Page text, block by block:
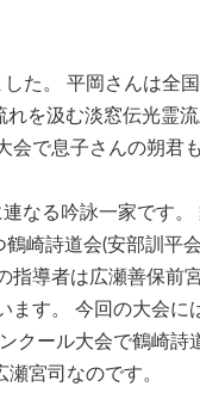
た。 平岡さんは全
を汲む淡窓伝光霊
会で息子さんの朔君
なる吟詠一家です
崎詩道会(安部訓平
指導者は広瀬善保前
す。 今回の大会に
クール大会で鶴崎詩
宮司なのです。